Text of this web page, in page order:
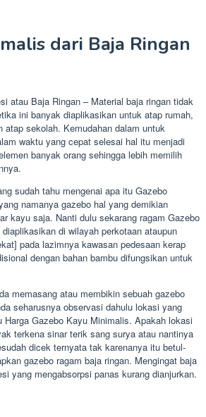
dari Baja Ringan
atau Baja Ringan – Material baja ringan tidak
ini banyak diaplikasikan untuk atap rumah,
atap sekolah. Kemudahan dalam untuk
waktu yang cepat selesai hal itu menjadi
banyak orang sehingga lebih memilih
sudah tahu mengenai apa itu Gazebo
namanya gazebo hal yang demikian
kayu saja. Nanti dulu sekarang ragam Gazebo
di wilayah perkotaan ataupun
pada lazimnya kawasan pedesaan kerap
dengan bahan bambu difungsikan untuk
memasang atau membikin sebuah gazebo
seharusnya observasi dahulu lokasi yang
Harga Gazebo Kayu Minimalis. Apakah lokasi
terkena sinar terik sang surya atau nantinya
dicek ternyata tak karenanya itu betul-
gazebo ragam baja ringan. Mengingat baja
yang mengabsorpsi panas kurang dianjurkan.